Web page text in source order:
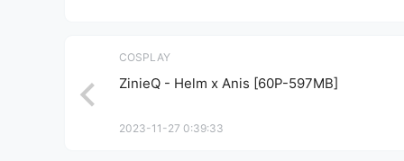
COSPLAY
ZinieQ - Helm x Anis [60P-597MB]
2023-11-27 0:39:33